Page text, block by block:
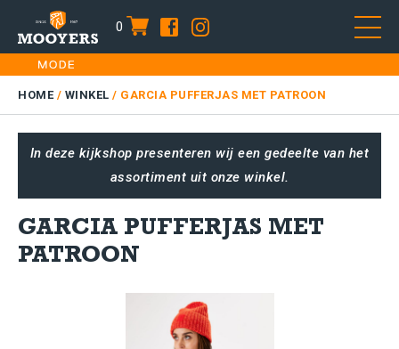
0 item
Skip
to
content
HOME
DAMES
KIDS
PLUS SIZE
CONTACT
HOME/ WINKEL / GARCIA PUFFERJAS MET PATROON
In deze kijkshop presenteren wij een gedeelte van het
assortiment uit onze winkel.
GARCIA PUFFERJAS MET
PATROON